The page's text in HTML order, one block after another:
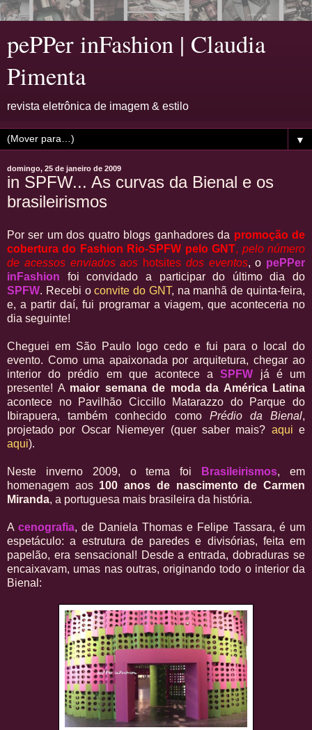
pePPer inFashion | Claudia
Pimenta
revista eletrônica de imagem & estilo
▼
domingo, 25 de janeiro de 2009
in SPFW... As curvas da Bienal e os
brasileirismos
Por ser um dos quatro blogs ganhadores da promoção de
cobertura do Fashion Rio-SPFW pelo GNT, pelo número
de acessos enviados aos hotsites dos eventos, o pePPer
inFashion foi convidado a participar do último dia do
SPFW. Recebi oconvite do GNT, na manhã de quinta-feira,
e, a partir daí, fui programar a viagem, que aconteceria no
dia seguinte!
Cheguei em São Paulo logo cedo e fui para o local do
evento. Como uma apaixonada por arquitetura, chegar ao
interior do prédio em que acontece aSPFW já é um
presente! A maior semana de moda da América Latina
acontece no Pavilhão Ciccillo Matarazzo do Parque do
Ibirapuera, também conhecido como Prédio da Bienal,
projetado por Oscar Niemeyer (quer saber mais? aqui e
aqui).
Neste inverno 2009, o tema foi Brasileirismos, em
homenagem aos 100 anos de nascimento de Carmen
Miranda, a portuguesa mais brasileira da história.
Acenografia, de Daniela Thomas e Felipe Tassara, é um
espetáculo: a estrutura de paredes e divisórias, feita em
papelão, era sensacional! Desde a entrada, dobraduras se
encaixavam, umas nas outras, originando todo o interior da
Bienal: